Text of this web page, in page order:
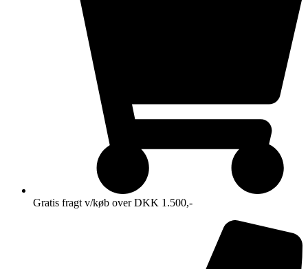
Gratis fragt v/køb over DKK 1.500,-